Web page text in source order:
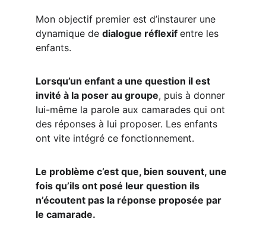
Mon objectif premier est d’instaurer une
dynamique de dialogue réflexif entre les
enfants.
Lorsqu’un enfant a une question il est
invité à la poser au groupe, puis à donner
lui-même la parole aux camarades qui ont
des réponses à lui proposer. Les enfants
ont vite intégré ce fonctionnement.
Le problème c’est que, bien souvent, une
fois qu’ils ont posé leur question ils
n’écoutent pas la réponse proposée par
le camarade.